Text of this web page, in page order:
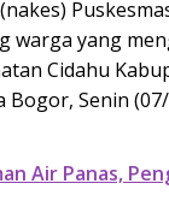
warga yang
Cidahu
Bogor, Senin
Air Panas,